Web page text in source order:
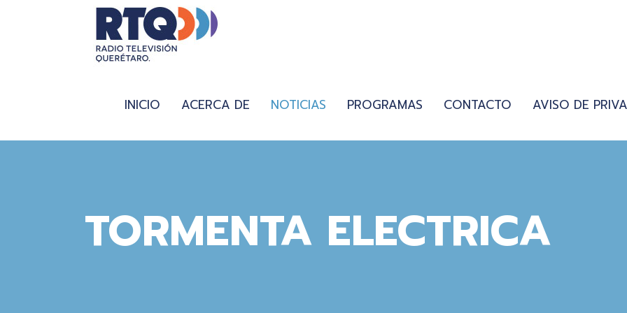
INICIO ACERCA DE NOTICIAS PROGRAMAS CONTACTO AVISO DE
TORMENTA ELECTRICA